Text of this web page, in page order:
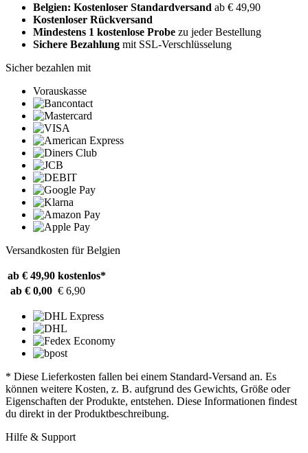
Belgien: Kostenloser Standardversand ab € 49,90
Kostenloser Rückversand
Mindestens 1 kostenlose Probe zu jeder Bestellung
Sichere Bezahlung mit SSL-Verschlüsselung
Sicher bezahlen mit
Vorauskasse
Versandkosten für Belgien
ab € 49,90 kostenlos*
ab € 0,00 € 6,90
* Diese Lieferkosten fallen bei einem Standard-Versand an. Es
können weitere Kosten, z. B. aufgrund des Gewichts, Größe oder
Eigenschaften der Produkte, entstehen. Diese Informationen findest
du direkt in der Produktbeschreibung.
Hilfe & Support